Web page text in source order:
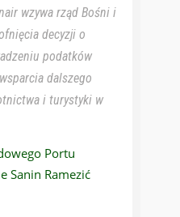
wzywa rząd Bośni i
decyzji o
podatków
dalszego
i turystyki w
Portu
Sanin Ramezić